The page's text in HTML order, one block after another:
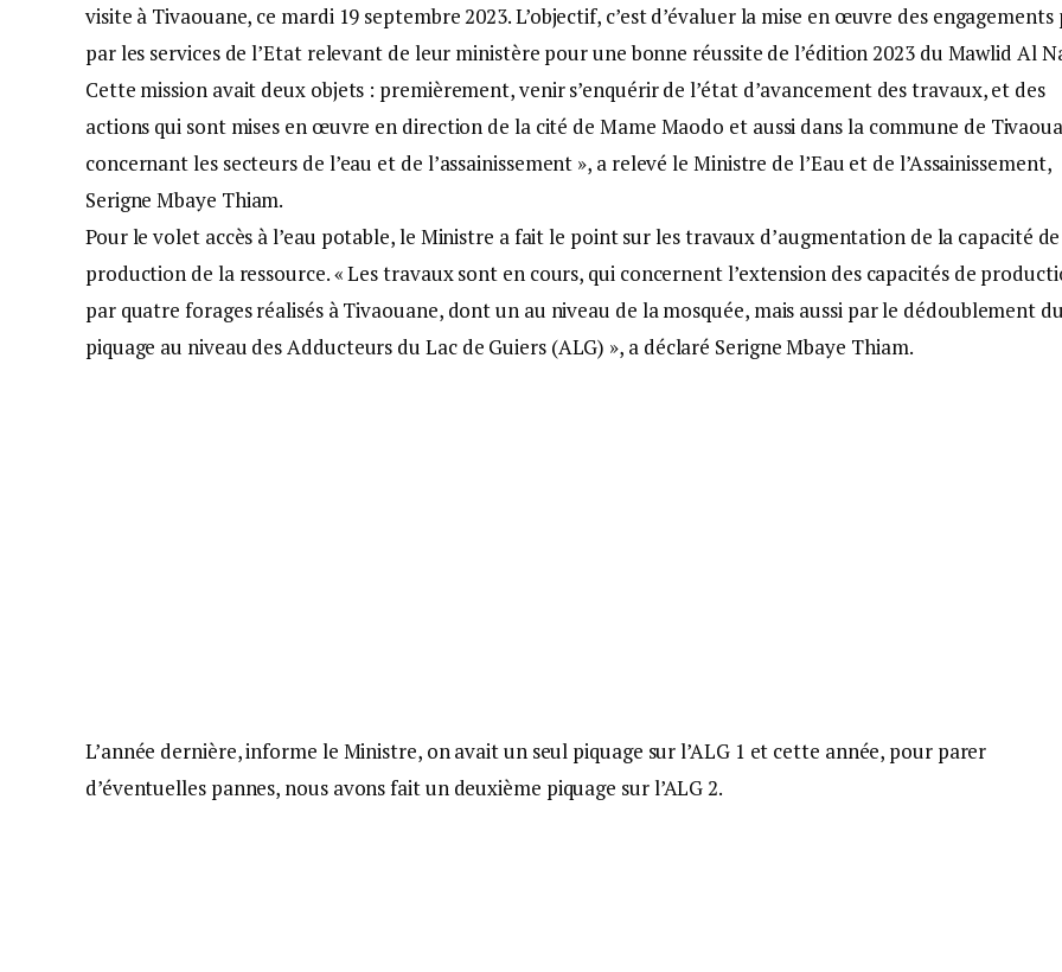
visite à Tivaouane, ce mardi 19 septembre 2023. L’objectif, c’est d’évaluer la mise en œuvre des engagements
par les services de l’Etat relevant de leur ministère pour une bonne réussite de l’édition 2023 du Mawlid Al
Cette mission avait deux objets : premièrement, venir s’enquérir de l’état d’avancement des travaux, et des
actions qui sont mises en œuvre en direction de la cité de Mame Maodo et aussi dans la commune de
concernant les secteurs de l’eau et de l’assainissement », a relevé le Ministre de l’Eau et de l’Assainissement,
Serigne Mbaye Thiam.
Pour le volet accès à l’eau potable, le Ministre a fait le point sur les travaux d’augmentation de la capacité de
production de la ressource. « Les travaux sont en cours, qui concernent l’extension des capacités de
par quatre forages réalisés à Tivaouane, dont un au niveau de la mosquée, mais aussi par le dédoublement du
piquage au niveau des Adducteurs du Lac de Guiers (ALG) », a déclaré Serigne Mbaye Thiam.
L’année dernière, informe le Ministre, on avait un seul piquage sur l’ALG 1 et cette année, pour parer
d’éventuelles pannes, nous avons fait un deuxième piquage sur l’ALG 2.